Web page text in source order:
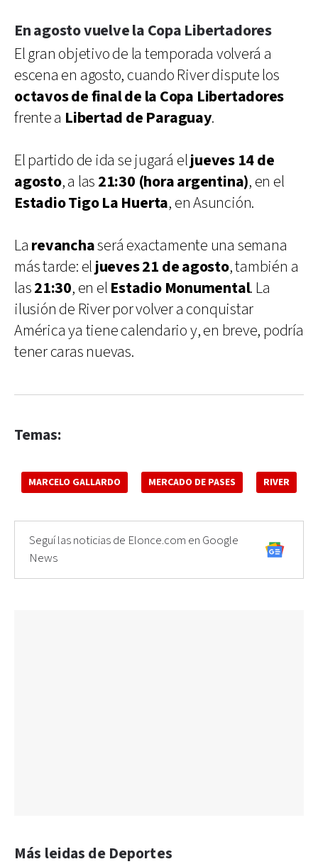
En agosto vuelve la Copa Libertadores
El gran objetivo de la temporada volverá a
escena en agosto, cuando River dispute los
octavos de final de la Copa Libertadores
frente a Libertad de Paraguay.
El partido de ida se jugará eljueves 14 de
agosto, a las 21:30 (hora argentina), en el
Estadio Tigo La Huerta, en Asunción.
La revanchaserá exactamente una semana
más tarde: el jueves 21 de agosto, también a
las21:30, en el Estadio Monumental. La
ilusión de River por volver a conquistar
América ya tiene calendario y, en breve, podría
tener caras nuevas.
Temas:
MARCELO GALLARDO MERCADO DE PASES RIVER
Seguí las noticias de Elonce.com en Google
News
Más leidas de Deportes